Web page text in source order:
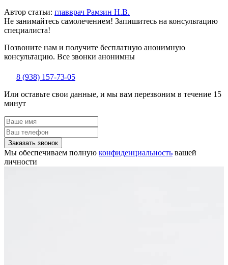
Автор статьи: главврач Рамзин Н.В.
Не занимайтесь самолечением! Запишитесь на консультацию
специалиста!
Позвоните нам и получите бесплатную анонимную
консультацию. Все звонки анонимны
8 (938) 157-73-05
Или оставьте свои данные, и мы вам перезвоним в течение 15
минут
Заказать звонок
Мы обеспечиваем полную конфиденциальность вашей
личности